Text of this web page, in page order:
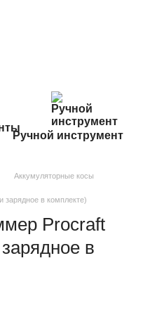
Ручной инструмент
Аккумуляторные косы
в комплекте)
Procraft
в